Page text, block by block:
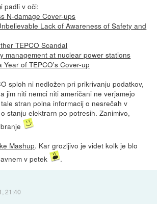
padli v oči:
N-damage Cover-ups
Lack of Awareness of Safety and
TEPCO Scandal
management at nuclear power stations
Year of TEPCO's Cover-up
sploh ni nedložen pri prikrivanju podatkov,
jim niti nemci niti američani ne verjamejo
stran polna informacij o nesrečah v
stanju elektrarn po potresih. Zanimivo,
Mashup. Kar grozljivo je videt kolk je blo
v petek
.
21:40